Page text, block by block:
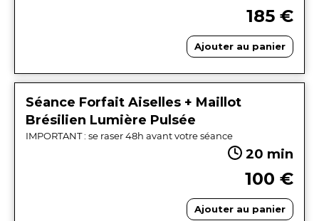
185 €
Ajouter au panier
Séance Forfait Aiselles + Maillot
Brésilien Lumière Pulsée
IMPORTANT : se raser 48h avant votre séance
20 min
100 €
Ajouter au panier